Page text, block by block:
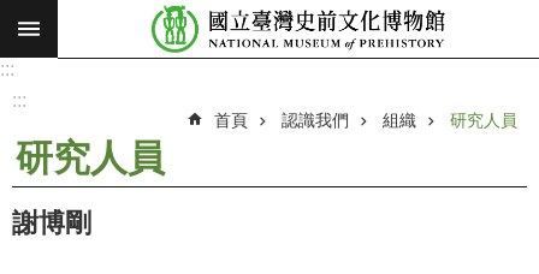
跳到主要內容區塊
搜
願
景
使
:::
:::
首頁 認識我們 組織 研究人員
研究人員
謝博剛